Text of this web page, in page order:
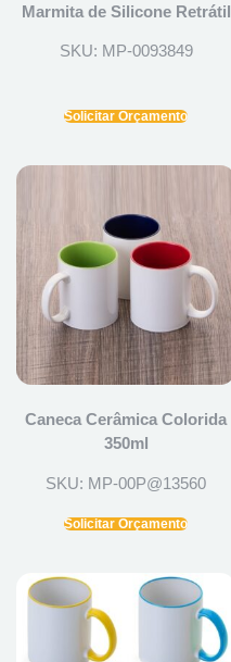
Marmita de Silicone Retrátil
SKU: MP-0093849
Solicitar Orçamento
Caneca Cerâmica Colorida
350ml
SKU: MP-00P@13560
Solicitar Orçamento